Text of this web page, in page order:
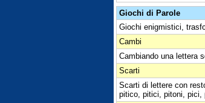
Giochi di Parole
Giochi enigmistici,
Cambi
Cambiando una lettera
Scarti
Scarti di lettere con
pitico, pitici, pitoni, pici,